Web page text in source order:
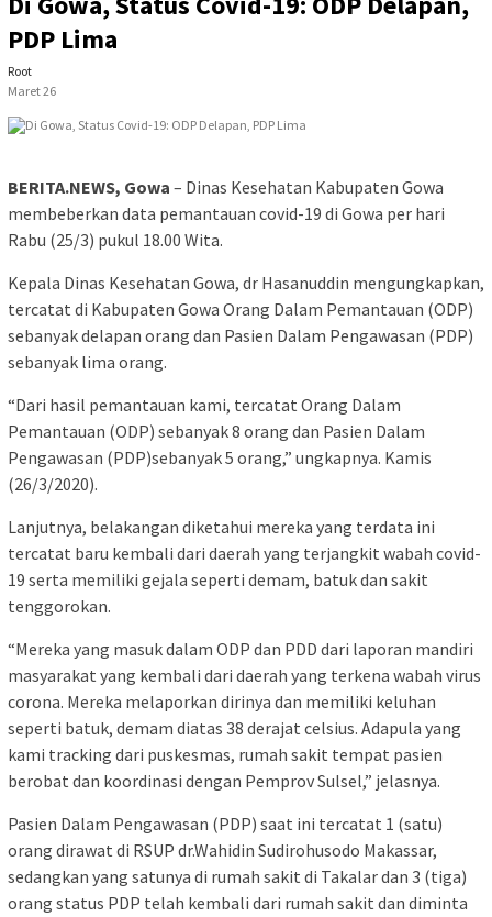
PDP Lima
Root
Maret 26
BERITA.NEWS, Gowa – Dinas Kesehatan Kabupaten Gowa
membeberkan data pemantauan covid-19 di Gowa per hari
Rabu (25/3) pukul 18.00 Wita.
Kepala Dinas Kesehatan Gowa, dr Hasanuddin mengungkapkan,
tercatat di Kabupaten Gowa Orang Dalam Pemantauan (ODP)
sebanyak delapan orang dan Pasien Dalam Pengawasan (PDP)
sebanyak lima orang.
“Dari hasil pemantauan kami, tercatat Orang Dalam
Pemantauan (ODP) sebanyak 8 orang dan Pasien Dalam
Pengawasan (PDP)sebanyak 5 orang,” ungkapnya. Kamis
(26/3/2020).
Lanjutnya, belakangan diketahui mereka yang terdata ini
tercatat baru kembali dari daerah yang terjangkit wabah covid-
19 serta memiliki gejala seperti demam, batuk dan sakit
tenggorokan.
“Mereka yang masuk dalam ODP dan PDD dari laporan mandiri
masyarakat yang kembali dari daerah yang terkena wabah virus
corona. Mereka melaporkan dirinya dan memiliki keluhan
seperti batuk, demam diatas 38 derajat celsius. Adapula yang
kami tracking dari puskesmas, rumah sakit tempat pasien
berobat dan koordinasi dengan Pemprov Sulsel,” jelasnya.
Pasien Dalam Pengawasan (PDP) saat ini tercatat 1 (satu)
orang dirawat di RSUP dr.Wahidin Sudirohusodo Makassar,
sedangkan yang satunya di rumah sakit di Takalar dan 3 (tiga)
orang status PDP telah kembali dari rumah sakit dan diminta